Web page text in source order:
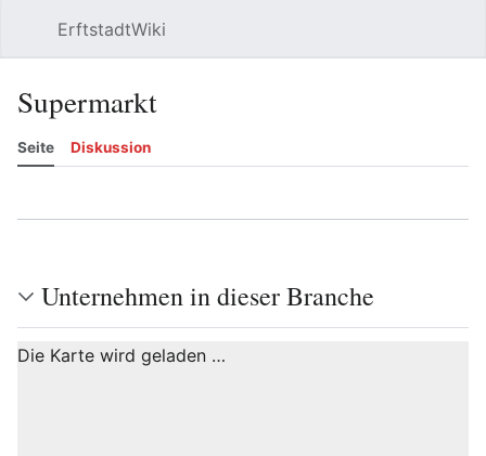
ErftstadtWiki
Supermarkt
Seite Diskussion
Unternehmen in dieser Branche
Die Karte wird geladen …